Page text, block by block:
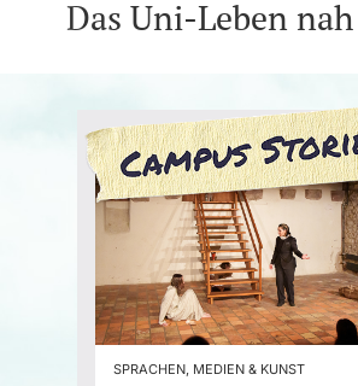
Das Uni-Leben
SPRACHEN, MEDIEN & KUNST